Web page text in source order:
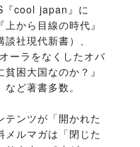
『cool japan』に
から目線の時代』
社現代新書）、
ーラをなくしたオバ
困大国なのか？』
ど著書多数。
テンツが「開かれた
メルマガは「閉じた